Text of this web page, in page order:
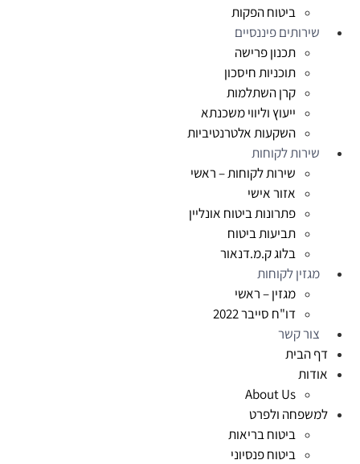
ביטוח הפקות
שירותים פיננסיים
תכנון פרישה
תוכניות חיסכון
קרן השתלמות
ייעוץ וליווי משכנתא
השקעות אלטרנטיביות
שירות לקוחות
שירות לקוחות – ראשי
אזור אישי
פתרונות ביטוח אונליין
תביעות ביטוח
בלוג ק.מ.דנאור
מגזין לקוחות
מגזין – ראשי
דו"ח סייבר 2022
צור קשר
דף הבית
אודות
About Us
למשפחה ולפרט
ביטוח בריאות
ביטוח פנסיוני